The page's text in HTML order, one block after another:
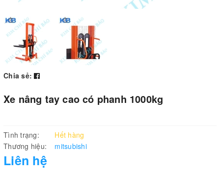
Chia sẻ:
Xe nâng tay cao có phanh 1000kg
Tình trạng:
Hết hàng
Thương hiệu:
mitsubishi
Liên hệ